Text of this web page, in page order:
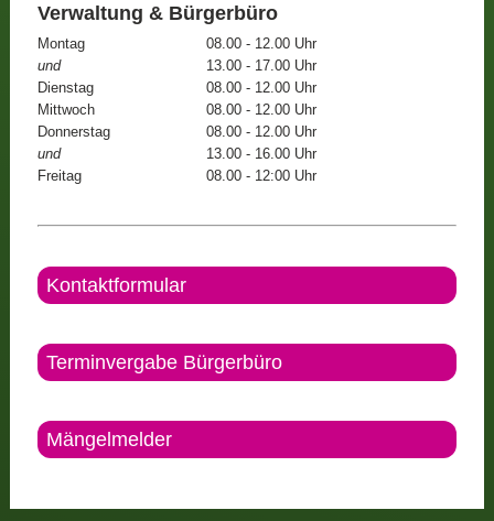
Verwaltung & Bürgerbüro
Montag
08.00 - 12.00 Uhr
und
13.00 - 17.00 Uhr
Dienstag
08.00 - 12.00 Uhr
Mittwoch
08.00 - 12.00 Uhr
Donnerstag
08.00 - 12.00 Uhr
und
13.00 - 16.00 Uhr
Freitag
08.00 - 12:00 Uhr
Kontaktformular
Terminvergabe Bürgerbüro
Mängelmelder